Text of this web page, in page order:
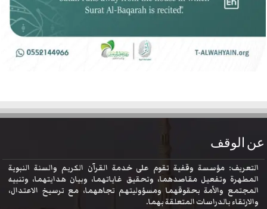
عن الوقف
التعريف: مؤسسة وقفية تقوم على خدمة القرآن الكريم والسنة النبوية
المطهرة وتفعيل مقاصدهما، وتحقيق غاياتهما، وبيان هدايتهما، وتنبيه
المجتمع والأمة بحقوقهما ومسؤوليتهم تجاههما، مع ترسيخ الاعتدال،
والارتقاء بالدراسات المتعلقة بهما.